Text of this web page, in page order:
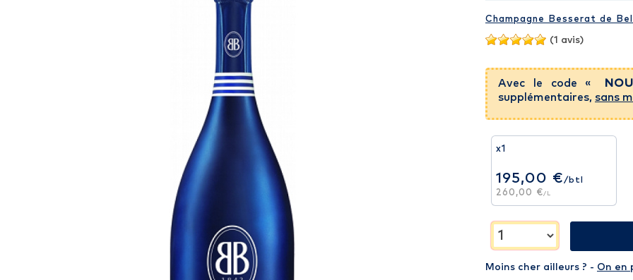
Champagne Besserat de
(1 avis)
Avec le code «
supplémentaires, sans
x1
195,00 € /btl
260,00 € /L
Moins cher ailleurs ? - On en